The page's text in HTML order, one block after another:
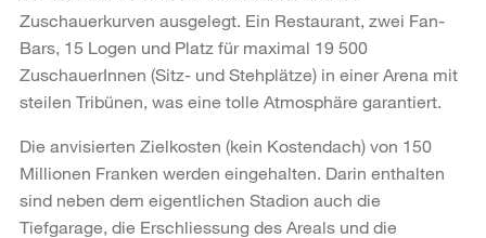
Zuschauerkurven ausgelegt. Ein Restaurant, zwei Fan-
Bars, 15 Logen und Platz für maximal 19 500
ZuschauerInnen (Sitz- und Stehplätze) in einer Arena mit
steilen Tribünen, was eine tolle Atmosphäre garantiert.
Die anvisierten Zielkosten (kein Kostendach) von 150
Millionen Franken werden eingehalten. Darin enthalten
sind neben dem eigentlichen Stadion auch die
Tiefgarage, die Erschliessung des Areals und die